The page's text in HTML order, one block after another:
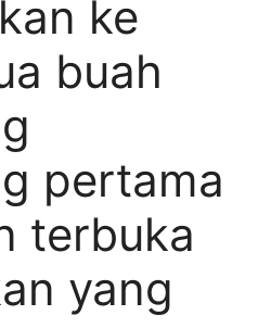
ke
buah
pertama
terbuka
yang